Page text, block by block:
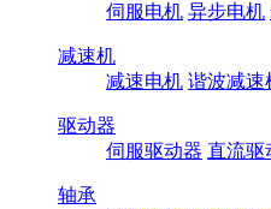
伺服电机 异步电机
减速机
减速电机 谐波减速
驱动器
伺服驱动器 直流驱
轴承